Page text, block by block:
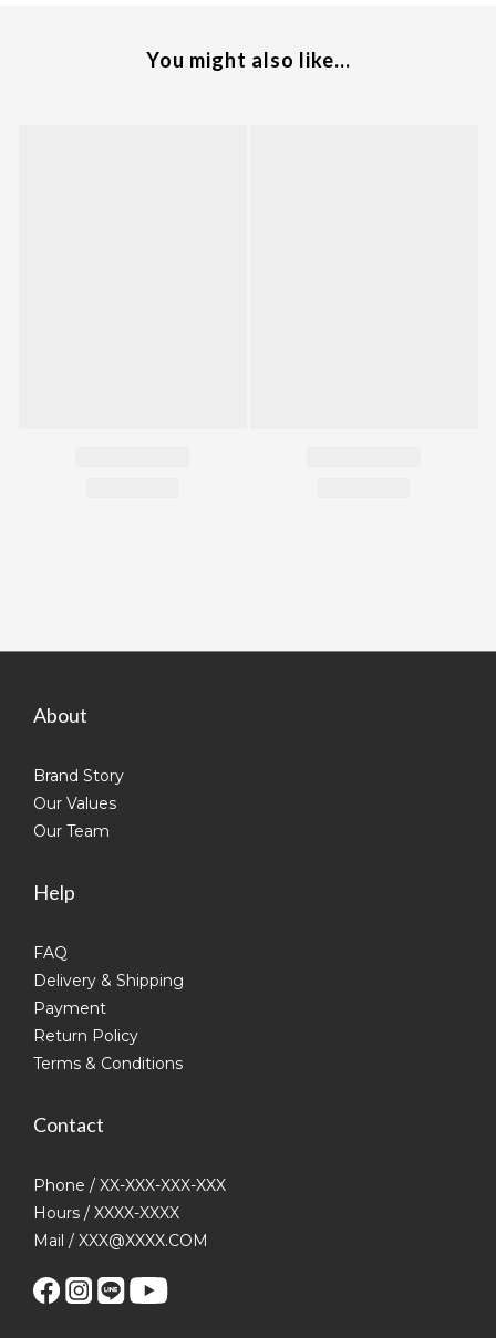
You might also like...
About
Brand Story
Our Values
Our Team
Help
FAQ
Delivery & Shipping
Payment
Return Policy
Terms & Conditions
Contact
Phone / XX-XXX-XXX-XXX
Hours / XXXX-XXXX
Mail / XXX@XXXX.COM